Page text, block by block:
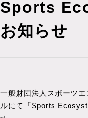
Sports
お知らせ
一般財団法人スポーツ
ルにて「Sports